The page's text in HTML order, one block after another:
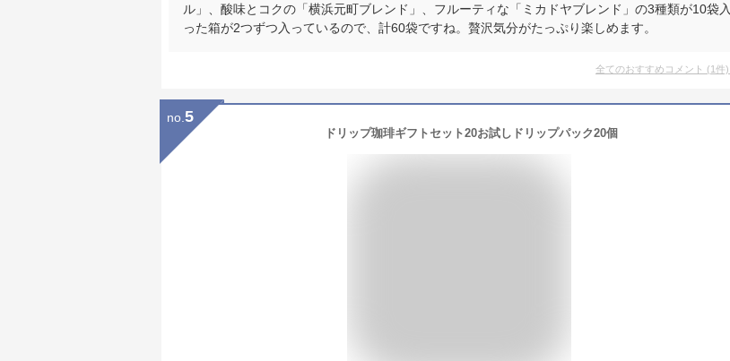
ル」、酸味とコクの「横浜元町ブレンド」、フルーティな「ミカドヤブレンド」の3種類が10袋入
った箱が2つずつ入っているので、計60袋ですね。贅沢気分がたっぷり楽しめます。
全てのおすすめコメント (1件)
no. 5
ドリップ珈琲ギフトセット20お試しドリップパック20個